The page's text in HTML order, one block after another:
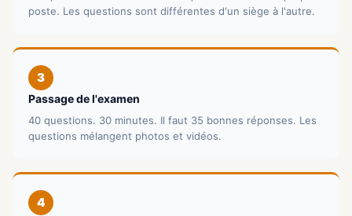
poste. Les questions sont différentes d'un siège à l'autre.
3
Passage de l'examen
40 questions. 30 minutes. Il faut 35 bonnes réponses. Les
questions mélangent photos et vidéos.
4